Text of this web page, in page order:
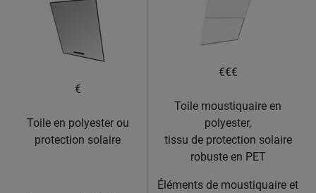
€
Toile en polyester ou
protection solaire
€€€
Toile moustiquaire en
polyester,
tissu de protection solaire
robuste en PET
Éléments de moustiquaire et